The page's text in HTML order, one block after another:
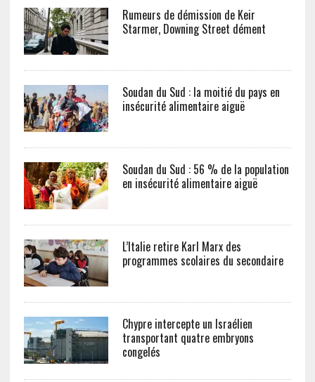
Rumeurs de démission de Keir
Starmer, Downing Street dément
Soudan du Sud : la moitié du pays en
insécurité alimentaire aiguë
Soudan du Sud : 56 % de la population
en insécurité alimentaire aiguë
L’Italie retire Karl Marx des
programmes scolaires du secondaire
Chypre intercepte un Israélien
transportant quatre embryons
congelés